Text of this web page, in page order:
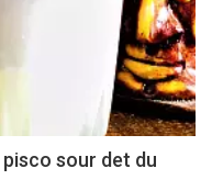
sour det du